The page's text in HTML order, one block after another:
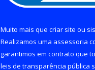
Muito mais que criar site ou
Realizamos uma assessoria
garantimos em contrato que
leis de transparência pública